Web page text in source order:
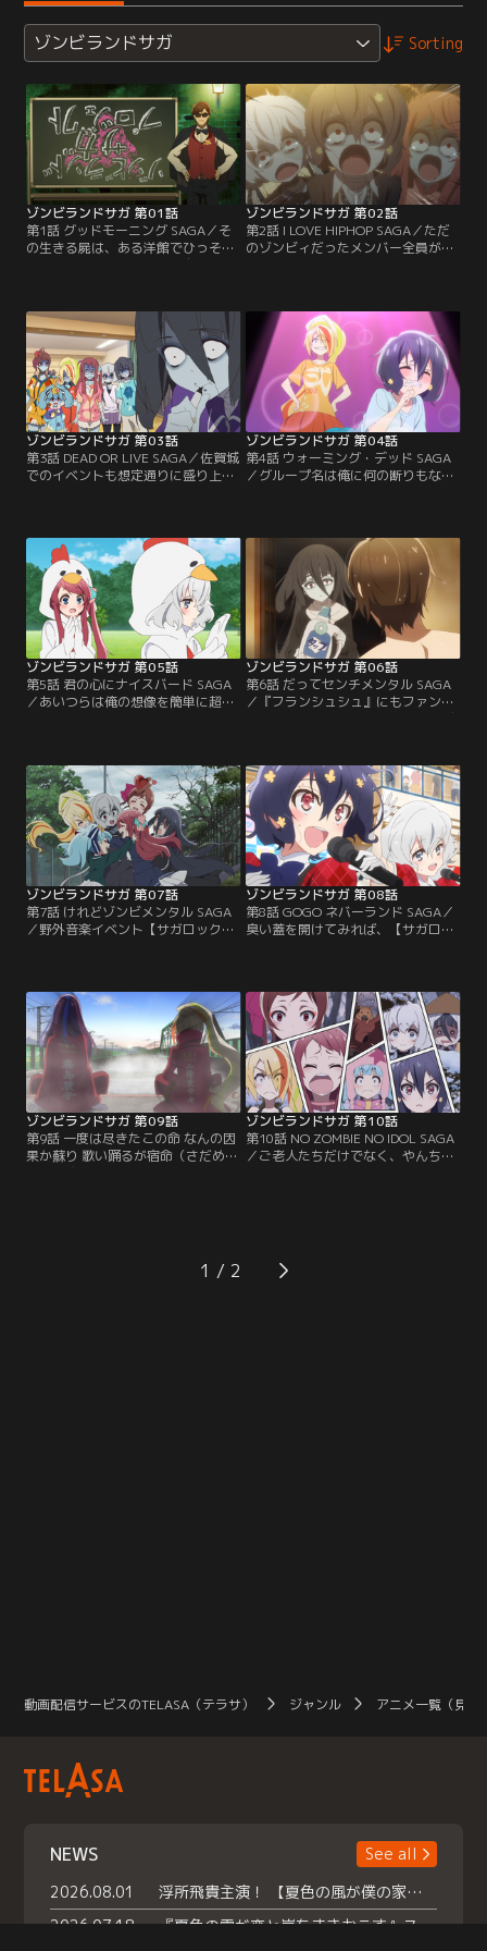
ゾンビランドサガ Sorting
ゾンビランドサガ 第01話
第1話 グッドモーニング SAGA／そ
の生きる屍は、ある洋館でひっそり
と目覚めた。それはただ、自分が誰
生きる屍は、恐るべき現実を目の当
たりにし、自らの運命を告げられ
る。偽りの仮面をかぶり、闇の中を
歩き続けるしかないのだと。そし
て、生きる屍に天からの光が差した
時、人々は聞くだろう。
ゾンビランドサガ 第02話
第2話 I LOVE HIPHOP SAGA／ただ
のゾンビィだったメンバー全員が自
る。まずは、あいつらにゾンビィバ
レをした時の恐怖を叩きこまなけれ
ば。グループ名も『デス娘（仮）』
だと方向性が偏りそうなので、今変
えてしまおう。思い付かないので、
今度にしよう。
ゾンビランドサガ 第03話
第3話 DEAD OR LIVE SAGA／佐賀城
でのイベントも想定通りに盛り上が
さすがに肝が据わっている。≪たえ
≫はあれでいい。が、どうも全体的
にアイドルっぽさが足りないので、
強引にアイドルっぽい感じのやつを
やらせるとしよう。
ゾンビランドサガ 第04話
第4話 ウォーミング・デッド SAGA
／グループ名は俺に何の断りもなく
デューサーだと分からせた方がよさ
そうだ。とは言え、自主的に行動す
るようになったのは悪いことではな
い。ここはちょっぴりやる気を出し
たおしゃべりゾンビィ達に、がっつ
り稼いでもらうとしよう。
ゾンビランドサガ 第05話
第5話 君の心にナイスバード SAGA
／あいつらは俺の想像を簡単に超え
太郎、今回は誰もが知っている超有
名企業のCM出演権を手に入れてき
ました。『フランシュシュ』は佐賀
一帯にその名声を轟かせるだろう。
泥にまみれた不死鳥は、大空へと羽
ばたく。
ゾンビランドサガ 第06話
第6話 だってセンチメンタル SAGA
／『フランシュシュ』にもファンが
ついてきた。これもひとえにプロデ
の心をガッチリ掴ませよう。普段は
デジタルを駆使しても、アナログな
繋がりの強さを忘れてはならない。
実際にファンを目の前にすれば、ゾ
ンビィどものなかよしチームワーク
も強まるはず。
ゾンビランドサガ 第07話
第7話 けれどゾンビメンタル SAGA
／野外音楽イベント【サガロック】
が曇るの、あいつのせいじゃないだ
ろうな。メンバーたちは不安そうだ
わ、≪愛≫にかかるプレッシャーは
強くなるわ……。【サガロック】当
日の天気予報は雷雨か。文字通り雲
行きが怪しくなってきた。
ゾンビランドサガ 第08話
第8話 GOGO ネバーランド SAGA／
臭い蓋を開けてみれば、【サガロッ
ュ』の名もだんだんと知られてき
た。ただし、有名になれば、当然ヘ
ンな輩に目を付けられる可能性も大
きくなる。まさかあの男がきっかけ
で、やーらしかゾンビィたちが…。
ゾンビランドサガ 第09話
第9話 一度は尽きたこの命 なんの因
果か蘇り 歌い踊るが宿命（さだめ）
なら 親友（とも）への想いを胸に秘
ければならない。おじいちゃん、お
ばあちゃんが会いに来るアイドル。
ゾンビランドサガ 第10話
第10話 NO ZOMBIE NO IDOL SAGA
／ご老人たちだけでなく、やんちゃ
ませてやることにした。これは、あ
いつらが必ず登らなければならない
1
動画配信サービスのTELASA（テラサ） ジャンル アニメ一覧（見放
NEWS
See all
2026.08.01
浮所飛貴主演！ 【夏色の風が僕の家にやってきた】 本日よりテラサで独占配信スタート！
2026.07.18
『夏色の雲が恋と嵐をまきおこす』スペシャルメイキング 【Part1】2026年７月18日（土）23時30分～配信スタート！話題のシーンの裏側を大公開！豪華キャスト大集合！ 『武宮家 真夏の家族会議』開催！